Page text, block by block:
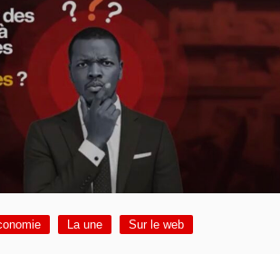
La une Sur le web